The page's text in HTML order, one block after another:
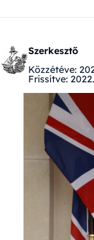
Szerkesztő
Közzétéve:
Frissítve: